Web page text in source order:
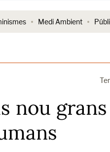
Medi Ambient
nou grans